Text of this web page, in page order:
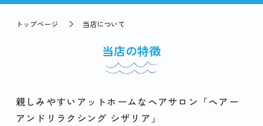
トップページ 当店について
当店の特徴
親しみやすいアットホームなヘアサロン「ヘアー
アンドリラクシング シザリア」